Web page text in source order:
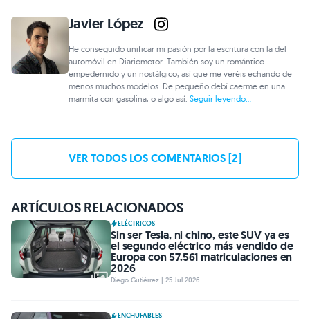
Javier López
He conseguido unificar mi pasión por la escritura con la del
automóvil en Diariomotor. También soy un romántico
empedernido y un nostálgico, así que me veréis echando de
menos muchos modelos. De pequeño debí caerme en una
marmita con gasolina, o algo así.Seguir leyendo...
VER TODOS LOS COMENTARIOS [2]
ARTÍCULOS RELACIONADOS
ELÉCTRICOS
Sin ser Tesla, ni chino, este SUV ya es
el segundo eléctrico más vendido de
Europa con 57.561 matriculaciones en
2026
Diego Gutiérrez | 25 Jul 2026
ENCHUFABLES